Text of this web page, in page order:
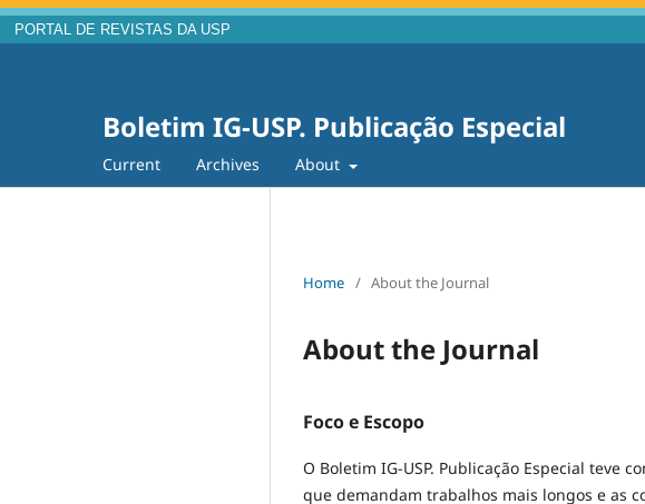
PORTAL DE REVISTAS DA USP
Boletim IG-USP. Publicação Especial
Current Archives About
Home / About the Journal
About the Journal
Foco e Escopo
O Boletim IG-USP. Publicação Especial teve
que demandam trabalhos mais longos e as